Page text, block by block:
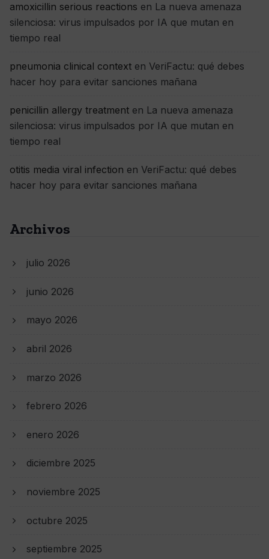
amoxicillin serious reactions en La nueva amenaza
silenciosa: virus impulsados por IA que mutan en
tiempo real
pneumonia clinical context en VeriFactu: qué debes
hacer hoy para evitar sanciones mañana
penicillin allergy treatment en La nueva amenaza
silenciosa: virus impulsados por IA que mutan en
tiempo real
otitis media viral infection en VeriFactu: qué debes
hacer hoy para evitar sanciones mañana
Archivos
julio 2026
junio 2026
mayo 2026
abril 2026
marzo 2026
febrero 2026
enero 2026
diciembre 2025
noviembre 2025
octubre 2025
septiembre 2025